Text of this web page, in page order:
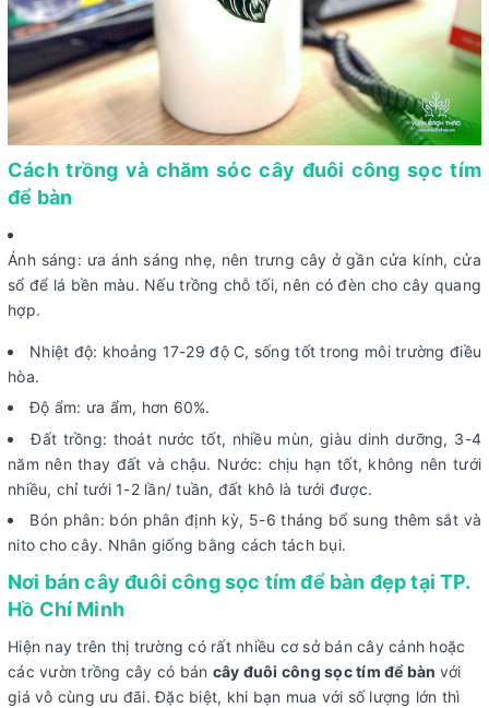
Cách trồng và chăm sóc cây đuôi công sọc tím
để bàn
Ánh sáng: ưa ánh sáng nhẹ, nên trưng cây ở gần cửa kính, cửa
sổ để lá bền màu. Nếu trồng chỗ tối, nên có đèn cho cây quang
hợp.
Nhiệt độ: khoảng 17-29 độ C, sống tốt trong môi trường điều
hòa.
Độ ẩm: ưa ẩm, hơn 60%.
Đất trồng: thoát nước tốt, nhiều mùn, giàu dinh dưỡng, 3-4
năm nên thay đất và chậu. Nước: chịu hạn tốt, không nên tưới
nhiều, chỉ tưới 1-2 lần/ tuần, đất khô là tưới được.
Bón phân: bón phân định kỳ, 5-6 tháng bổ sung thêm sắt và
nito cho cây. Nhân giống bằng cách tách bụi.
Nơi bán cây đuôi công sọc tím để bàn đẹp tại TP.
Hồ Chí Minh
Hiện nay trên thị trường có rất nhiều cơ sở bán cây cảnh hoặc
các vườn trồng cây có bán cây đuôi công sọc tím để bàn với
giá vô cùng ưu đãi. Đặc biệt, khi bạn mua với số lượng lớn thì